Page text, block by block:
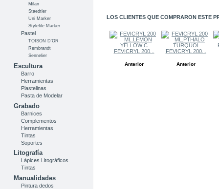
Milan
Staedtler
Uni Marker
Stylefile Marker
Pastel
TOISON D'OR
Rembrandt
Sennelier
Escultura
Barro
Herramientas
Plastelinas
Pasta de Modelar
Grabado
Barnices
Complementos
Herramientas
Tintas
Soportes
Litografía
Lápices Litográficos
Tintas
Manualidades
Pintura dedos
LOS CLIENTES QUE COMPRARON ESTE
FEVICRYL 200...
Anterior
FEVICRYL 200...
Anterior